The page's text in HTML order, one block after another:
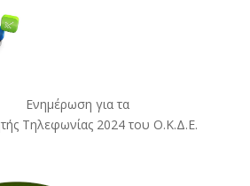
Ενημέρωση για τα
Τηλεφωνίας 2024 του Ο.Κ.Δ.Ε.